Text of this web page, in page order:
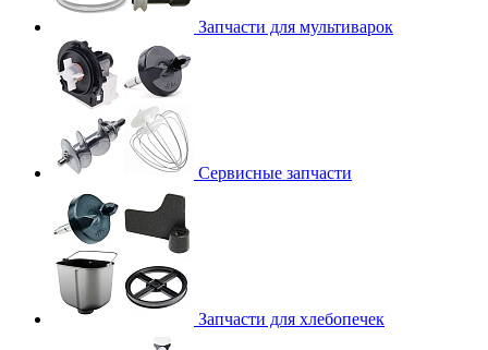
Запчасти для мультиварок
Сервисные запчасти
Запчасти для хлебопечек